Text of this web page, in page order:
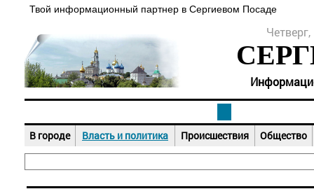
Твой информационный партнер в Сергиевом Посаде
В городе Власть и политика Происшествия Общество